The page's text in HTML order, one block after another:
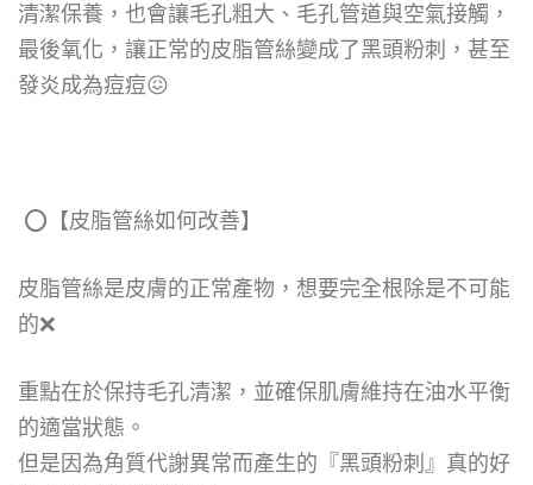
清潔保養，也會讓毛孔粗大、毛孔管道與空氣接觸，
最後氧化，讓正常的皮脂管絲變成了黑頭粉刺，甚至
發炎成為痘痘😖
⭕ 【皮脂管絲如何改善】
皮脂管絲是皮膚的正常產物，想要完全根除是不可能
的❌
重點在於保持毛孔清潔，並確保肌膚維持在油水平衡
的適當狀態。
但是因為角質代謝異常而產生的『黑頭粉刺』真的好